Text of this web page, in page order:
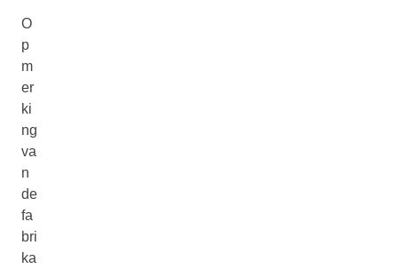
O
p
m
er
ki
ng
va
n
de
fa
bri
ka